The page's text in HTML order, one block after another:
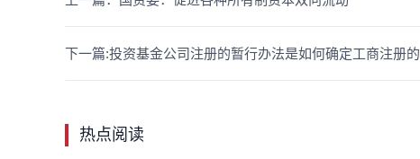
下一篇:投资基金公司注册的暂行办法是如何确定工商注册的
热点阅读